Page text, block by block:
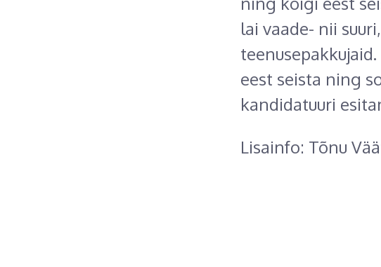
lai vaade- nii
eest seista ning
kandidatuuri
Lisainfo: Tõnu